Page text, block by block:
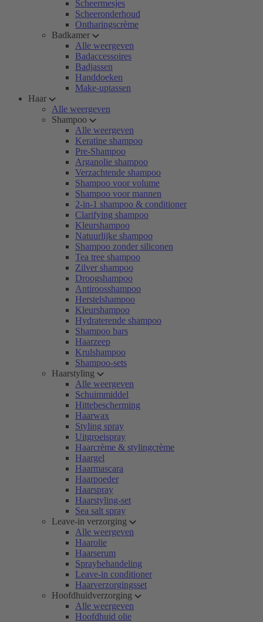
Scheermesjes
Scheeronderhoud
Ontharingscrème
Badkamer
Alle weergeven
Badaccessoires
Badjassen
Handdoeken
Make-uptassen
Haar
Alle weergeven
Shampoo
Alle weergeven
Keratine shampoo
Pre-Shampoo
Arganolie shampoo
Verzachtende shampoo
Shampoo voor volume
Shampoo voor mannen
2-in-1 shampoo & conditioner
Clarifying shampoo
Kleurshampoo
Natuurlijke shampoo
Shampoo zonder siliconen
Tea tree shampoo
Zilver shampoo
Droogshampoo
Antiroosshampoo
Herstelshampoo
Kleurshampoo
Hydraterende shampoo
Shampoo bars
Haarzeep
Krulshampoo
Shampoo-sets
Haarstyling
Alle weergeven
Schuimmiddel
Hittebescherming
Haarwax
Styling spray
Uitgroeispray
Haarcrème & stylingcrème
Haargel
Haarmascara
Haarpoeder
Haarspray
Haarstyling-set
Sea salt spray
Leave-in verzorging
Alle weergeven
Haarolie
Haarserum
Spraybehandeling
Leave-in conditioner
Haarverzorgingsset
Hoofdhuidverzorging
Alle weergeven
Hoofdhuid olie